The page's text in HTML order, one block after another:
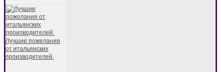
Лучшие пожелания
от итальянских
производителей.